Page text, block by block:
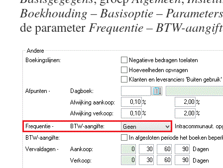
Boekhouding –Basisoptie–Parameters
de parameterFrequentie – BTW-